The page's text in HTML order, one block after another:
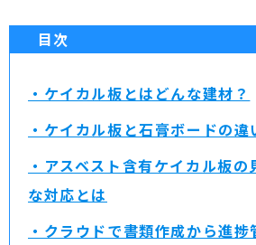
目次
・ケイカル板とはどんな建材？
・ケイカル板と石膏ボードの違
・アスベスト含有ケイカル板
な対応とは
・クラウドで書類作成から進